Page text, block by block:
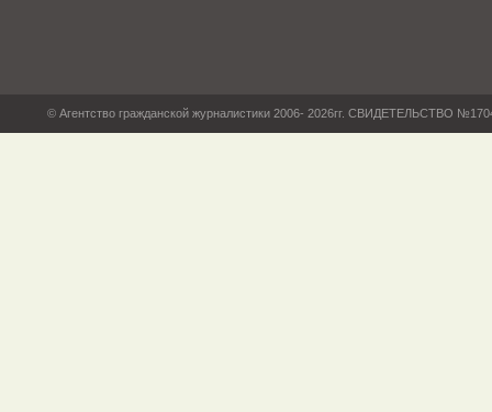
© Агентство гражданской журналистики 2006- 2026гг. СВИДЕТЕЛЬСТВО